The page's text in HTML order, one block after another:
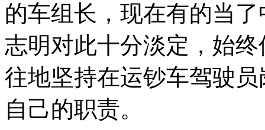
的车组长，现在有的当
志明对此十分淡定，始
往地坚持在运钞车驾驶
自己的职责。